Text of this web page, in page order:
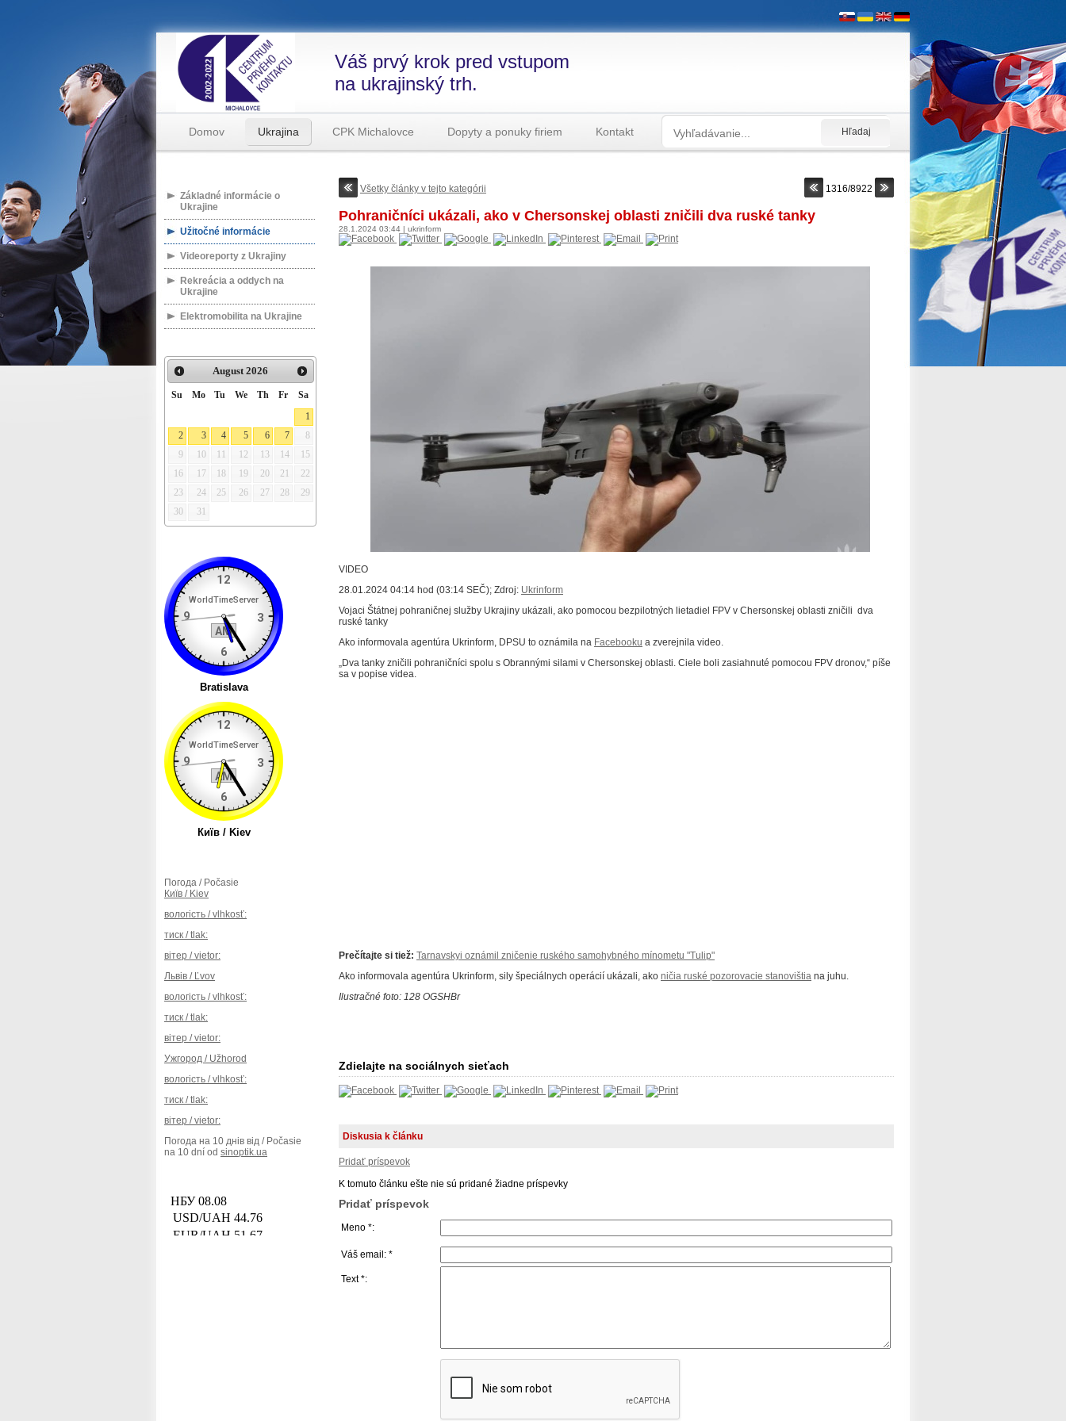
Váš prvý krok pred vstupom
na ukrajinský trh.
Domov Ukrajina CPK Michalovce Dopyty a ponuky firiem Kontakt
Základné informácie o
Ukrajine
Užitočné informácie
Videoreporty z Ukrajiny
Rekreácia a oddych na
Ukrajine
Elektromobilita na Ukrajine
August 2026
Su Mo Tu We Th Fr
Sa
1
2
3 4 5 6 7
8
9
10 11 12 13 14
15
16
17 18 19 20 21
22
23
24 25 26 27 28
29
30
31
Погода / Počasie
Київ / Kiev
вологість / vlhkosť:
тиск / tlak:
вітер / vietor:
Львів / Ľvov
вологість / vlhkosť:
тиск / tlak:
вітер / vietor:
Ужгород / Užhorod
вологість / vlhkosť:
тиск / tlak:
вітер / vietor:
Погода на 10 днів від / Počasie
na 10 dní od sinoptik.ua
Všetky články v tejto kategórii 1316/8922
Pohraničníci ukázali, ako v Chersonskej oblasti zničili dva ruské tanky
28.1.2024 03:44 | ukrinform
VIDEO
28.01.2024 04:14 hod (03:14 SEČ); Zdroj: Ukrinform
Vojaci Štátnej pohraničnej služby Ukrajiny ukázali, ako pomocou bezpilotných lietadiel FPV v Chersonskej oblasti zničili dva
ruské tanky
Ako informovala agentúra Ukrinform, DPSU to oznámila na Facebooku a zverejnila video.
„Dva tanky zničili pohraničníci spolu s Obrannými silami v Chersonskej oblasti. Ciele boli zasiahnuté pomocou FPV dronov,“ píše
sa v popise videa.
Prečítajte si tiež: Tarnavskyi oznámil zničenie ruského samohybného mínometu "Tulip"
Ako informovala agentúra Ukrinform, sily špeciálnych operácií ukázali, ako ničia ruské pozorovacie stanovištia na juhu.
Ilustračné foto: 128 OGSHBr
Zdielajte na sociálnych sieťach
Diskusia k článku
Pridať príspevok
K tomuto článku ešte nie sú pridané žiadne príspevky
Pridať príspevok
Meno *:
Váš email: *
Text *: